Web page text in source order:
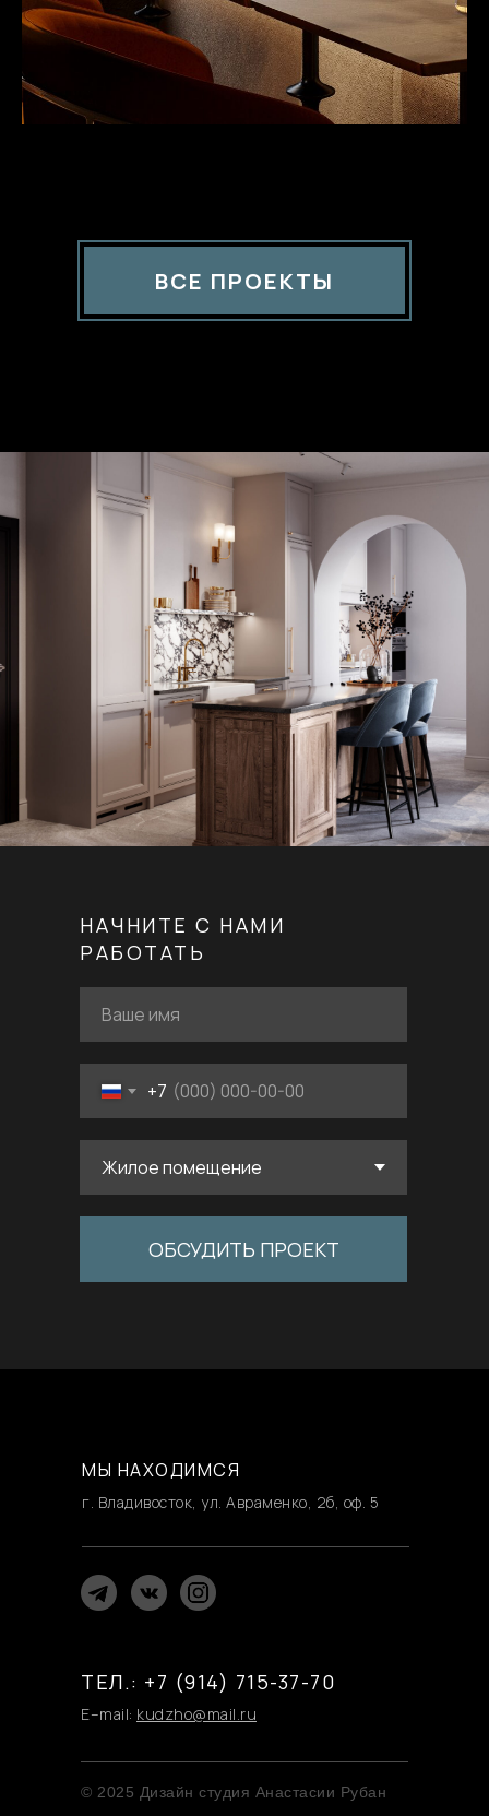
ВСЕ ПРОЕКТЫ
НАЧНИТЕ С НАМИ
РАБОТАТЬ
+7
ОБСУДИТЬ ПРОЕКТ
ТЕЛ.: +7 (914) 715-37-70
E–mail: kudzho@mail.ru
© 2025 Дизайн студия Анастасии Рубан
МЫ НАХОДИМСЯ
г. Владивосток, ул. Авраменко, 2б, оф. 5